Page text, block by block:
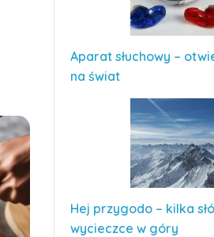
Aparat słuchowy –
na świat
Hej przygodo – kilka
wycieczce w góry